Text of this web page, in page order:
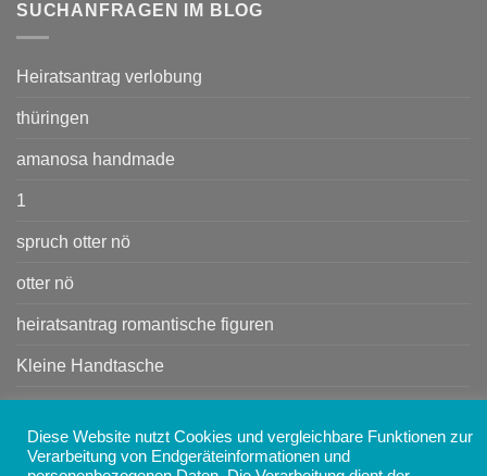
SUCHANFRAGEN IM BLOG
Heiratsantrag verlobung
thüringen
amanosa handmade
1
spruch otter nö
otter nö
heiratsantrag romantische figuren
Kleine Handtasche
Handtasche
Diese Website nutzt Cookies und vergleichbare Funktionen zur
Verarbeitung von Endgeräteinformationen und